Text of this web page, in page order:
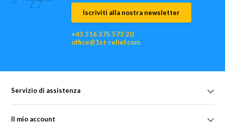
Iscriviti alla nostra newsletter
+43 316 375 573 20
office@1st-relief.com
Servizio di assistenza
Il mio account